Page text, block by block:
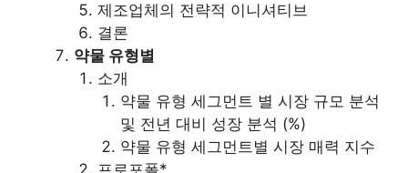
제조업체의 전략적 이니셔티브
결론
약물 유형별
소개
약물 유형 세그먼트 별 시장 규모 분석
및 전년 대비 성장 분석 (%)
약물 유형 세그먼트별 시장 매력 지수